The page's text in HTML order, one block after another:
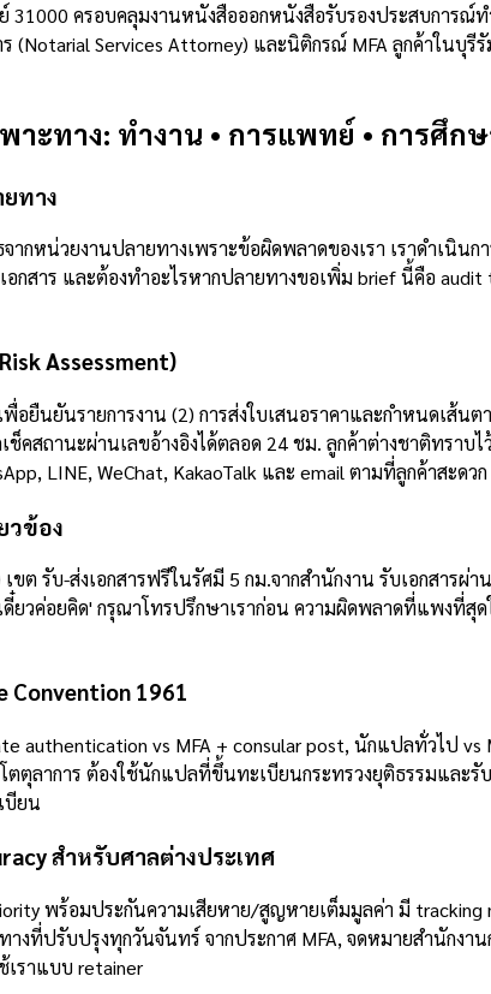
ครอบคลุมงานหนังสือออกหนังสือรับรองประสบการณ์ท
Services Attorney) และนิติกรณ์ MFA ลูกค้าในบุรี
ะทาง: ทำงาน • การแพทย์ • การศึก
ทาง
กหน่วยงานปลายทางเพราะข้อผิดพลาดของเรา เราดำเนิ
อกสาร และต้องทำอะไรหากปลายทางขอเพิ่ม brief นี้คือ
Assessment)
ยืนยันรายการงาน (2) การส่งใบเสนอราคาและกำหนดเส้น
คสถานะผ่านเลขอ้างอิงได้ตลอด 24 ชม. ลูกค้าต่างชาติทรา
LINE, WeChat, KakaoTalk และ email ตามที่ลูกค้าสะดว
วข้อง
รับ-ส่งเอกสารฟรีในรัศมี 5 กม.จากสำนักงาน รับเอกสารผ่า
ยวค่อยคิด' กรุณาโทรปรึกษาเราก่อน ความผิดพลาดที่แพงที่สุ
1961
authentication vs MFA + consular post, นักแปลทั่วไป vs
ตตุลาการ ต้องใช้นักแปลที่ขึ้นทะเบียนกระทรวงยุติธรรมแล
บียน
สำหรับศาลต่างประเทศ
พร้อมประกันความเสียหาย/สูญหายเต็มมูลค่า มี
ที่ปรับปรุงทุกวันจันทร์ จากประกาศ MFA, จดหมายสำนักงา
เราแบบ retainer